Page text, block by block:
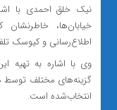
نیک خلق احمدی با
خیابان‌ها،
اطلاع‌رسانی و کیوسک
وی با اشاره به تهیه
گزینه‌های مختلف توسط
انتخاب‌شده است.